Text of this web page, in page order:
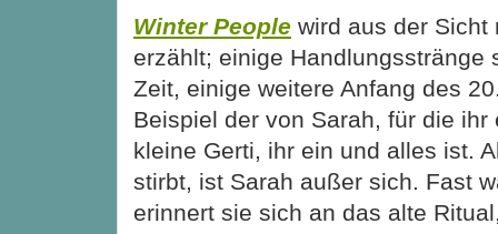
Winter People wird aus der Sicht
erzählt; einige Handlungsstränge
Zeit, einige weitere Anfang des
Beispiel der von Sarah, für die ihr
kleine Gerti, ihr ein und alles ist.
stirbt, ist Sarah außer sich. Fast
erinnert sie sich an das alte